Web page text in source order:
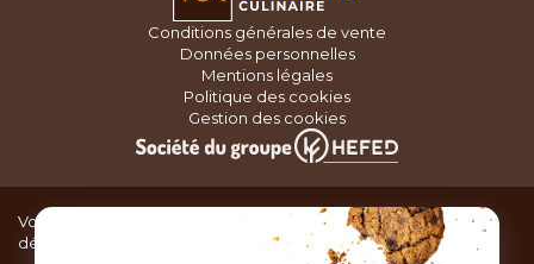
Conditions générales de vente
Données personnelles
Mentions légales
Politique des cookies
Gestion des cookies
Vous recherchez du matériel de cuisine pour concocter de
délicieux plats ou des pâtisseries dignes d’un grand chef ?